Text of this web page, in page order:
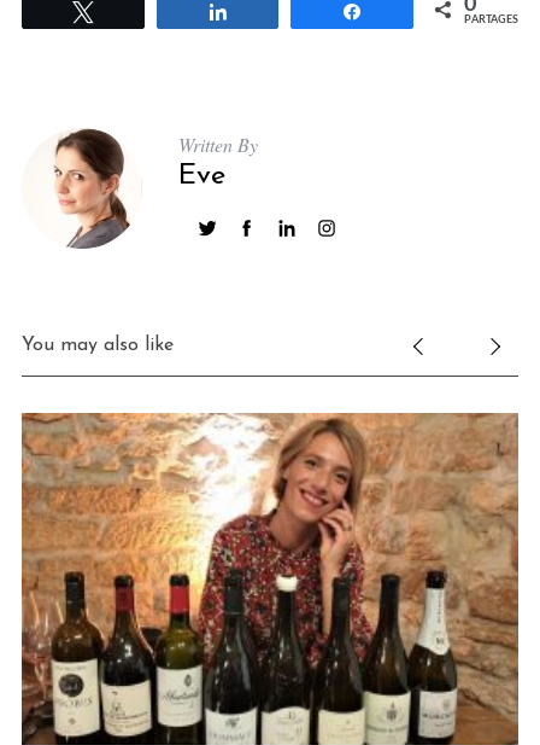
Partagez 0
PARTAGES
Written By
Eve
You may also like